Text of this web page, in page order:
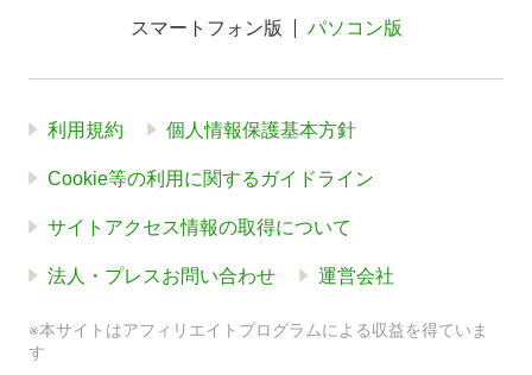
スマートフォン版 パソコン版
利用規約 個人情報保護基本方針
Cookie等の利用に関するガイドライン
サイトアクセス情報の取得について
法人・プレスお問い合わせ 運営会社
※本サイトはアフィリエイトプログラムによる収益を得ていま
す